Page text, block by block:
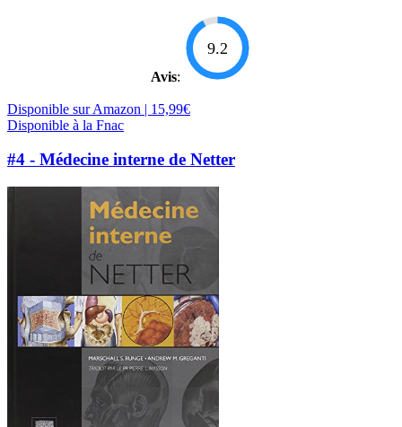
Avis:
9.2
Disponible sur Amazon | 15,99€
Disponible à la Fnac
#4 - Médecine interne de Netter